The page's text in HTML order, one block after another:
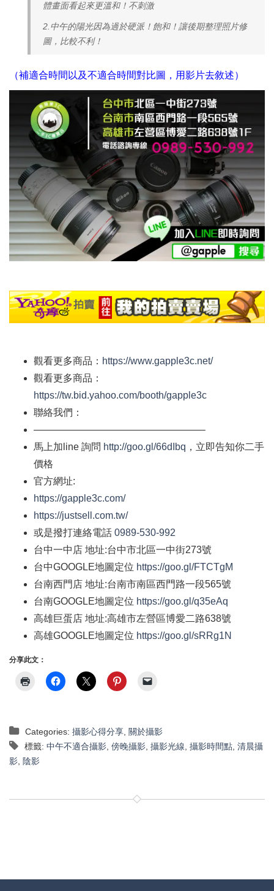
體畫面看起來更溫和！不刺激
2.中午的陽光因為過於硬派！飽和！讓後期整理照片修
圖，比較不利！
（補適合時間以及不適合時間對比圖，用影片去敘述）
觀看更多商品： https://www.gapple3c.net/
觀看更多商品：
https://tw.bid.yahoo.com/booth/gapple3c
聯絡我們：
—————————————————–
馬上加 line 詢問 http://goo.gl/66dIbq ，立即告知你二手
價格
官方網址:
https://gapple3c.com/
https://justsell.com.tw/
或是撥打連絡電話 0989-530-992
台中一中店 地址:台中市北區一中街273號
台中GOOGLE地圖定位 https://goo.gl/FTCTgM
台南西門店 地址:台南市南區西門路一段565號
台南GOOGLE地圖定位 https://goo.gl/q35eAq
高雄巨蛋店 地址:高雄市左營區博愛二路638號
高雄GOOGLE地圖定位 https://goo.gl/sRRg1N
分享此文：
Categories: 攝影心得分享, 關於攝影
標籤: 中午不適合攝影, 傍晚攝影, 攝影光線, 攝影時間點, 清晨攝
影, 陰影